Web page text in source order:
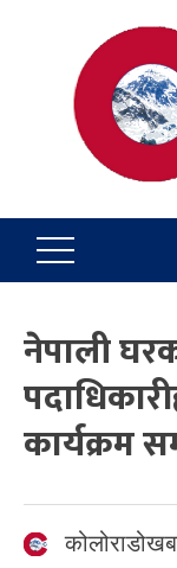
नेपाली
कार्यक्रम